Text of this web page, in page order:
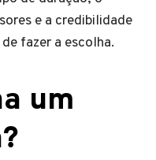
e a credibilidade
fazer a escolha.
um